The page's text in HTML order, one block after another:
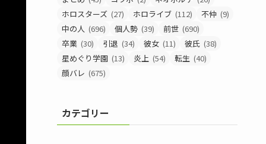
ホロスターズ (27) ホロライブ (112) 不仲 (9)
中の人 (696) 個人勢 (39) 前世 (690)
卒業 (30) 引退 (34) 彼女 (11) 彼氏 (38)
星めぐり学園 (13) 炎上 (54) 転生 (40)
顔バレ (675)
カテゴリー